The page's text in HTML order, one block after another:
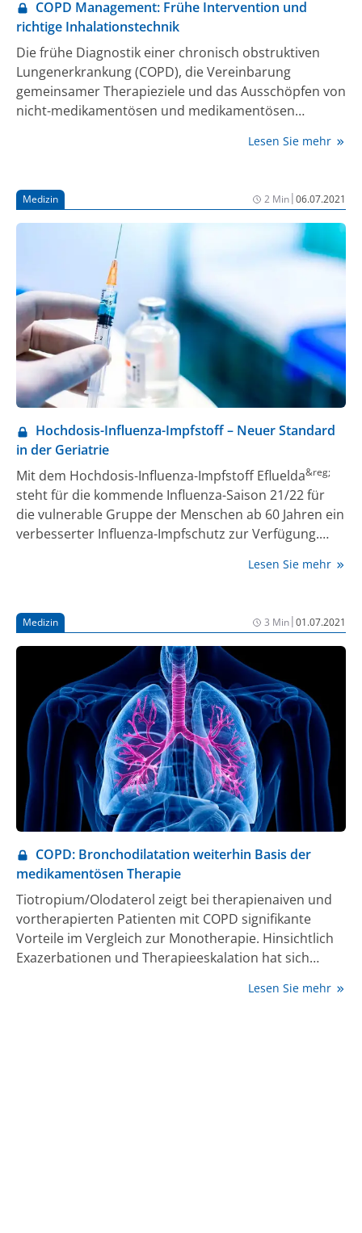
COPD Management: Frühe Intervention und
richtige Inhalationstechnik
Die frühe Diagnostik einer chronisch obstruktiven
Lungenerkrankung (COPD), die Vereinbarung
gemeinsamer Therapieziele und das Ausschöpfen von
nicht-medikamentösen und medikamentösen
fachübergreifende systematische Entscheidungshilfe
(1).
Lesen Sie mehr
Medizin 2 Min|06.07.2021
Hochdosis-Influenza-Impfstoff – Neuer Standard
in der Geriatrie
Mit dem Hochdosis-Influenza-Impfstoff Efluelda&reg;
steht für die kommende Influenza-Saison 21/22 für
die vulnerable Gruppe der Menschen ab 60 Jahren ein
verbesserter Influenza-Impfschutz zur Verfügung.
standardisierten Influenza-Impfstoffs, wodurch eine
Impfschutz möglich ist.
Lesen Sie mehr
Medizin 3 Min|01.07.2021
COPD: Bronchodilatation weiterhin Basis der
medikamentösen Therapie
Tiotropium/Olodaterol zeigt bei therapienaiven und
vortherapierten Patienten mit COPD signifikante
Vorteile im Vergleich zur Monotherapie. Hinsichtlich
Exazerbationen und Therapieeskalation hat sich
Lesen Sie mehr